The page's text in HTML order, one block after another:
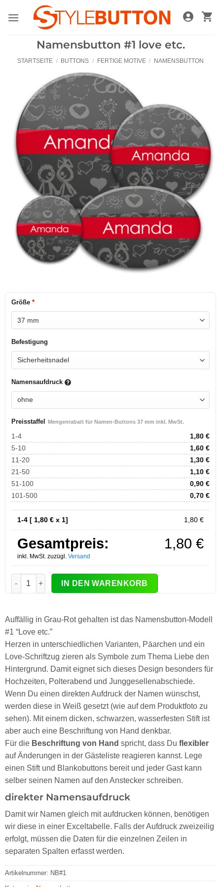
Inhalt
Namensbutton #1 love etc.
STARTSEITE / BUTTONS / FERTIGE MOTIVE / NAMENSBUTTON
Größe*
Befestigung
Namensaufdruck
Preisstaffel Mengenrabatt für Namen-Buttons 37 mm inkl. MwSt.
1-4 1,80€
5-10
1,60€
11-20
1,30€
21-50
1,10€
51-100
0,90€
101-500
0,70€
1-4 [ 1,80€ x 1] 1,80€
Gesamtpreis:
inkl. MwSt. zuzügl. Versand
1,80 €
Namensbutton #1 love etc. Menge
IN DEN WARENKORB
Auffällig in Grau-Rot gehalten ist das Namensbutton-Modell
#1 “Love etc.”
Herzen in unterschiedlichen Varianten, Päarchen und ein
Love-Schriftzug zieren als Symbole zum Thema Liebe den
Hintergrund. Damit eignet sich dieses Design besonders für
Hochzeiten, Polterabend und Junggesellenabschiede.
Wenn Du einen direkten Aufdruck der Namen wünschst,
werden diese in Weiß gesetzt (wie auf dem Produktfoto zu
sehen). Mit einem dicken, schwarzen, wasserfesten Stift ist
aber auch eine Beschriftung von Hand denkbar.
Für die Beschriftung von Hand spricht, dass Du flexibler
auf Änderungen in der Gästeliste reagieren kannst. Lege
einen Stift und Blankobuttons bereit und jeder Gast kann
selber seinen Namen auf den Anstecker schreiben.
direkter Namensaufdruck
Damit wir Namen gleich mit aufdrucken können, benötigen
wir diese in einer Exceltabelle. Falls der Aufdruck zweizeilig
erfolgt, müssen die Daten für die einzelnen Zeilen in
separaten Spalten erfasst werden.
Artikelnummer: NB#1